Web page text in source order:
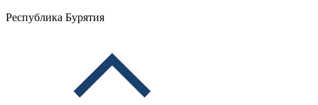
Республика Бурятия